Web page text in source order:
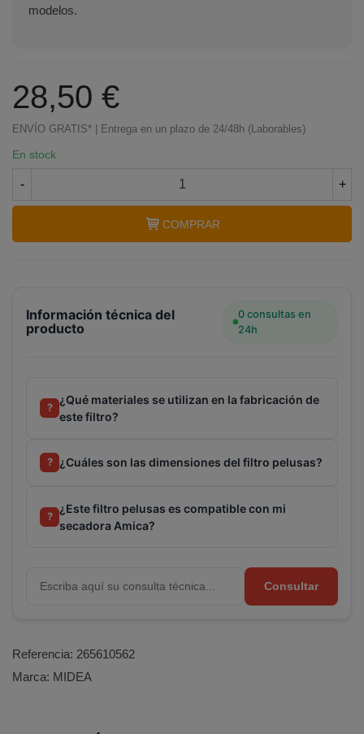
modelos.
28,50 €
ENVÍO GRATIS* | Entrega en un plazo de 24/48h (Laborables)
En stock
- +
COMPRAR
Información técnica del
producto
0 consultas en
24h
?
¿Qué materiales se utilizan en la fabricación de
este filtro?
? ¿Cuáles son las dimensiones del filtro pelusas?
?
¿Este filtro pelusas es compatible con mi
secadora Amica?
Consultar
Referencia: 265610562
Marca: MIDEA